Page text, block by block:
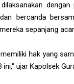
bercanda
sepanjang
hak yang
ujar Kapolsek